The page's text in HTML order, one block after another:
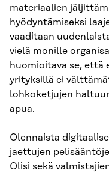
materiaalien
hyödyntämiseksi
vaaditaan
vielä monille
huomioitava se, että
yrityksillä ei
lohkoketjujen
apua.
Olennaista
jaettujen
Olisi sekä